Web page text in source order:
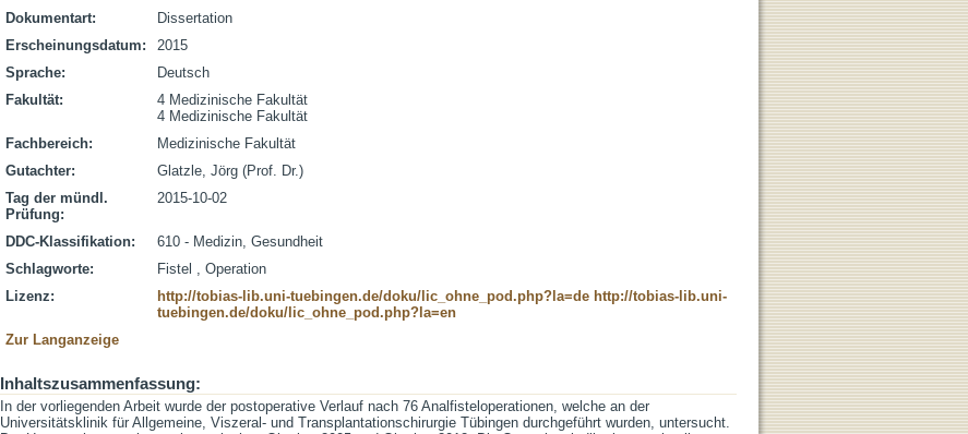
Dokumentart:
Dissertation
Erscheinungsdatum:
2015
Sprache:
Deutsch
Fakultät:
4 Medizinische Fakultät
4 Medizinische Fakultät
Fachbereich:
Medizinische Fakultät
Gutachter:
Glatzle, Jörg (Prof. Dr.)
Tag der mündl.
Prüfung:
2015-10-02
DDC-Klassifikation:
610 - Medizin, Gesundheit
Schlagworte:
Fistel , Operation
Lizenz:
http://tobias-lib.uni-tuebingen.de/doku/lic_ohne_pod.php?la=de http://tobias-lib.uni-
tuebingen.de/doku/lic_ohne_pod.php?la=en
Zur Langanzeige
Inhaltszusammenfassung:
In der vorliegenden Arbeit wurde der postoperative Verlauf nach 76 Analfisteloperationen, welche an der
Universitätsklinik für Allgemeine, Viszeral- und Transplantationschirurgie Tübingen durchgeführt wurden, untersucht.